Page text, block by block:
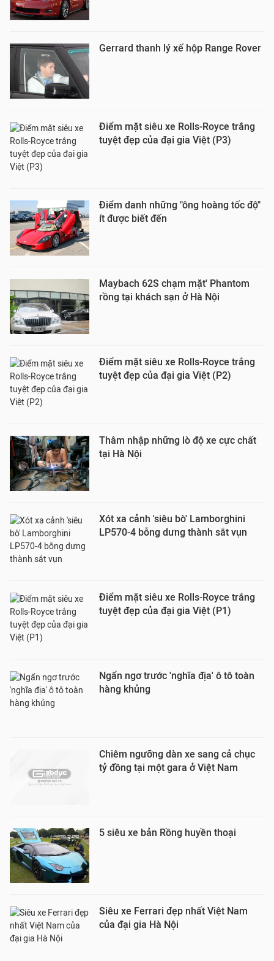
Gerrard thanh lý xế hộp Range Rover
Điểm mặt siêu xe Rolls-Royce trắng
tuyệt đẹp của đại gia Việt (P3)
Điểm danh những "ông hoàng tốc độ"
ít được biết đến
Maybach 62S chạm mặt' Phantom
rồng tại khách sạn ở Hà Nội
Điểm mặt siêu xe Rolls-Royce trắng
tuyệt đẹp của đại gia Việt (P2)
Thâm nhập những lò độ xe cực chất
tại Hà Nội
Xót xa cảnh 'siêu bò' Lamborghini
LP570-4 bỗng dưng thành sắt vụn
Điểm mặt siêu xe Rolls-Royce trắng
tuyệt đẹp của đại gia Việt (P1)
Ngẩn ngơ trước 'nghĩa địa' ô tô toàn
hàng khủng
Chiêm ngưỡng dàn xe sang cả chục
tỷ đồng tại một gara ở Việt Nam
5 siêu xe bản Rồng huyền thoại
Siêu xe Ferrari đẹp nhất Việt Nam
của đại gia Hà Nội